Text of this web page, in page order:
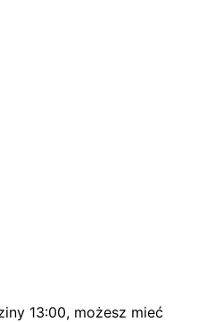
13:00, możesz mieć